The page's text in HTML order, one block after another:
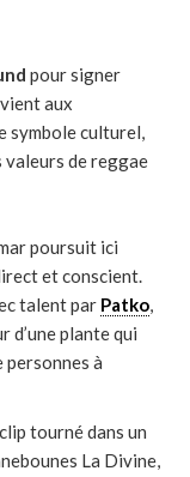
pour signer
aux
symbole culturel,
de reggae
poursuit ici
et conscient.
talent par Patko,
d’une plante qui
personnes à
tourné dans un
La Divine,